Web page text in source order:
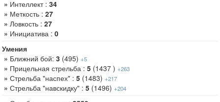
» Интеллект : 34
» Меткость : 27
» Ловкость : 27
» Инициатива : 0
Умения
» Ближний бой: 3 (495) +5
» Прицельная стрельба : 5 (1437 ) +263
» Стрельба "наспех" : 5 (1483) +217
» Стрельба "навскидку" : 5 (1496) +204